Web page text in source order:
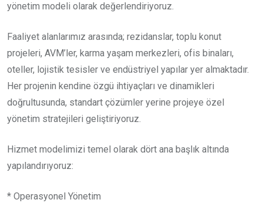
yönetim modeli olarak değerlendiriyoruz.
Faaliyet alanlarımız arasında; rezidanslar, toplu konut
projeleri, AVM’ler, karma yaşam merkezleri, ofis binaları,
oteller, lojistik tesisler ve endüstriyel yapılar yer almaktadır.
Her projenin kendine özgü ihtiyaçları ve dinamikleri
doğrultusunda, standart çözümler yerine projeye özel
yönetim stratejileri geliştiriyoruz.
Hizmet modelimizi temel olarak dört ana başlık altında
yapılandırıyoruz:
* Operasyonel Yönetim